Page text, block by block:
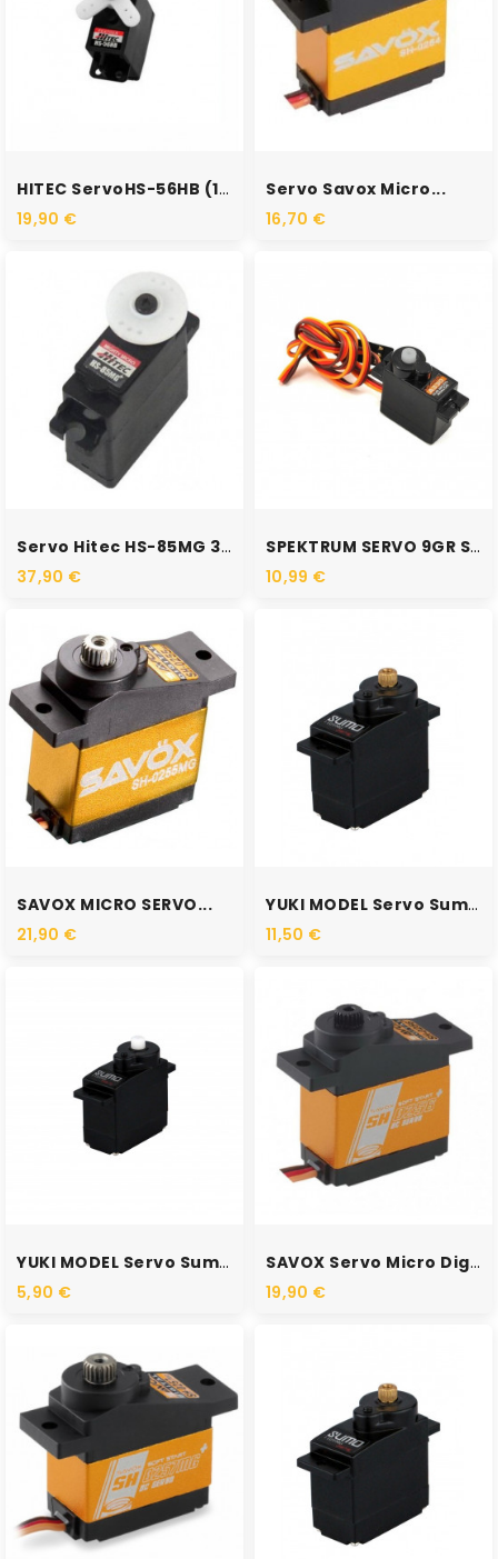
HITEC ServoHS-56HB (1.2kg...
19,90 €
Servo Savox Micro...
16,70 €
Servo Hitec HS-85MG 3.5kg...
37,90 €
SPEKTRUM SERVO 9GR SPMSA330
10,99 €
SAVOX MICRO SERVO...
21,90 €
YUKI MODEL Servo Sumo...
11,50 €
YUKI MODEL Servo Sumo...
5,90 €
SAVOX Servo Micro Digital...
19,90 €